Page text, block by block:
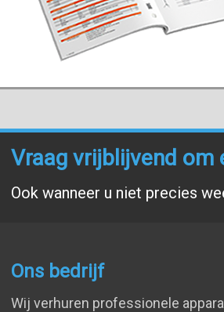
Vraag vrijblijvend om
Ook wanneer u niet precies
Ons bedrijf
Wij verhuren professionele